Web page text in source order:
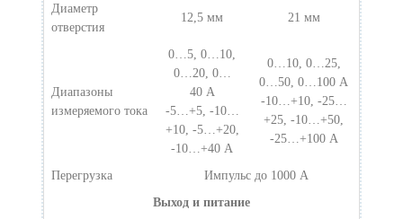
Диаметр
отверстия
12,5 мм 21 мм
Диапазоны
измеряемого тока
0…5, 0…10,
0…20, 0…
40 A
-5…+5, -10…
+10, -5…+20,
-10…+40 A
0…10, 0…25,
0…50, 0…100 A
-10…+10, -25…
+25, -10…+50,
-25…+100 A
Перегрузка
Импульс до 1000 А
Выход и питание